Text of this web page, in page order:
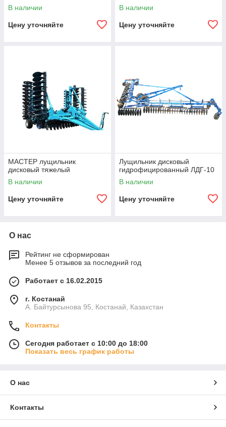
В наличии
Цену уточняйте
В наличии
Цену уточняйте
МАСТЕР лущильник
дисковый тяжелый
В наличии
Цену уточняйте
Лущильник дисковый
гидрофицированный ЛДГ-10
В наличии
Цену уточняйте
О нас
Рейтинг не сформирован
Менее 5 отзывов за последний год
Работает с 16.02.2015
г. Костанай
А. Байтурсынова 95, Костанай, Казахстан
Контакты
Сегодня работает с 10:00 до 18:00
Показать весь график работы
О нас
Контакты